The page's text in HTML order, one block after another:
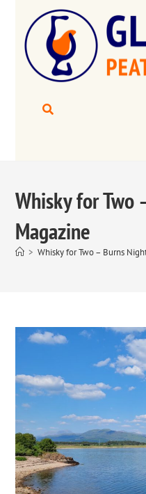
Whisky for Two
Magazine
> Whisky for Two – Burns